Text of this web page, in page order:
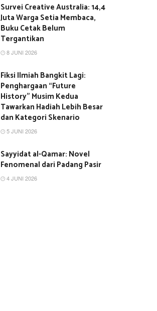
Survei Creative Australia: 14,4
Juta Warga Setia Membaca,
Buku Cetak Belum
Tergantikan
8 JUNI 2026
Fiksi Ilmiah Bangkit Lagi:
Penghargaan “Future
History” Musim Kedua
Tawarkan Hadiah Lebih Besar
dan Kategori Skenario
5 JUNI 2026
Sayyidat al-Qamar: Novel
Fenomenal dari Padang Pasir
4 JUNI 2026